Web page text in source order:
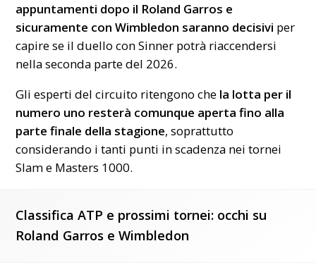
appuntamenti dopo il Roland Garros e
sicuramente con Wimbledon saranno decisivi per
capire se il duello con Sinner potrà riaccendersi
nella seconda parte del 2026.
Gli esperti del circuito ritengono che la lotta per il
numero uno resterà comunque aperta fino alla
parte finale della stagione, soprattutto
considerando i tanti punti in scadenza nei tornei
Slam e Masters 1000.
Classifica ATP e prossimi tornei: occhi su
Roland Garros e Wimbledon